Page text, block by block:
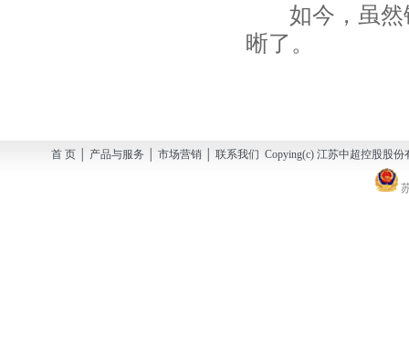
如今，虽然
晰了。
首 页 │ 产品与服务 │ 市场营销 │ 联系我们 Copying(c) 江苏中超控股股